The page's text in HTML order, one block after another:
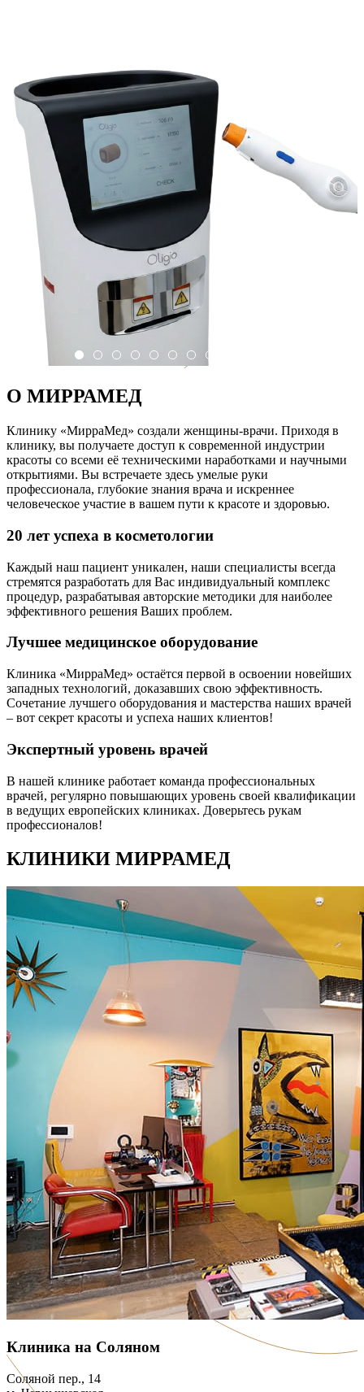
О МИРРАМЕД
Клинику «МирраМед» создали женщины-врачи. Приходя в
клинику, вы получаете доступ к современной индустрии
красоты со всеми её техническими наработками и научными
открытиями. Вы встречаете здесь умелые руки
профессионала, глубокие знания врача и искреннее
человеческое участие в вашем пути к красоте и здоровью.
20 лет успеха в косметологии
Каждый наш пациент уникален, наши специалисты всегда
стремятся разработать для Вас индивидуальный комплекс
процедур, разрабатывая авторские методики для наиболее
эффективного решения Ваших проблем.
Лучшее медицинское оборудование
Клиника «МирраМед» остаётся первой в освоении новейших
западных технологий, доказавших свою эффективность.
Сочетание лучшего оборудования и мастерства наших врачей
– вот секрет красоты и успеха наших клиентов!
Экспертный уровень врачей
В нашей клинике работает команда профессиональных
врачей, регулярно повышающих уровень своей квалификации
в ведущих европейских клиниках. Доверьтесь рукам
профессионалов!
КЛИНИКИ МИРРАМЕД
Клиника на Соляном
Соляной пер., 14